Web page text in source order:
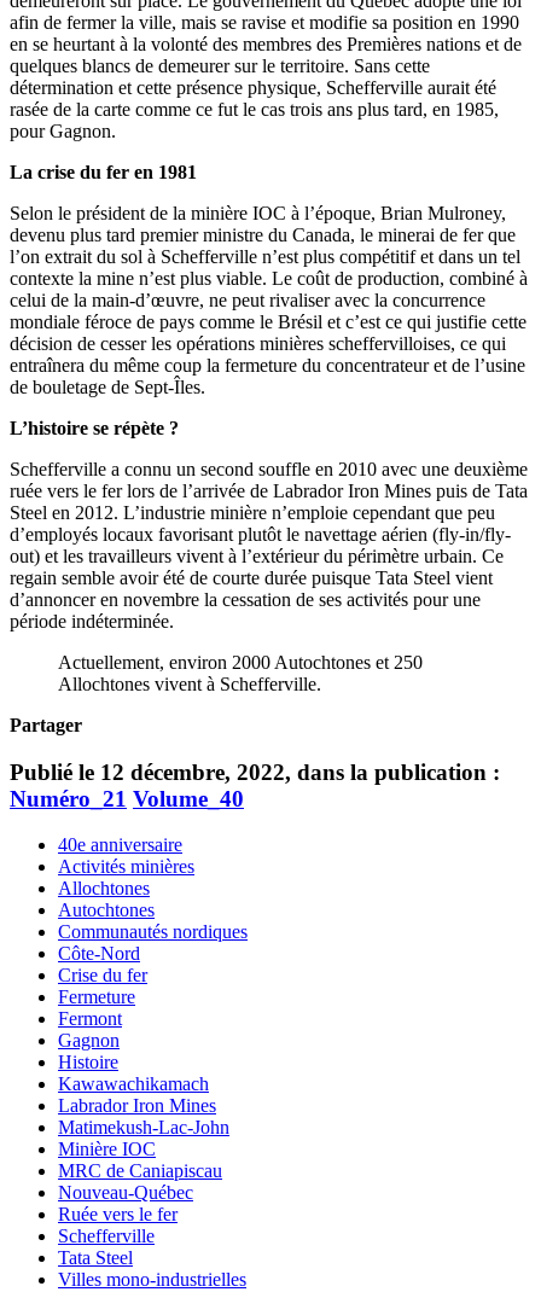
afin de fermer la ville, mais se ravise et modifie sa position en 1990
en se heurtant à la volonté des membres des Premières nations et de
quelques blancs de demeurer sur le territoire. Sans cette
détermination et cette présence physique, Schefferville aurait été
rasée de la carte comme ce fut le cas trois ans plus tard, en 1985,
pour Gagnon.
La crise du fer en 1981
Selon le président de la minière IOC à l’époque, Brian Mulroney,
devenu plus tard premier ministre du Canada, le minerai de fer que
l’on extrait du sol à Schefferville n’est plus compétitif et dans un tel
contexte la mine n’est plus viable. Le coût de production, combiné à
celui de la main-d’œuvre, ne peut rivaliser avec la concurrence
mondiale féroce de pays comme le Brésil et c’est ce qui justifie cette
décision de cesser les opérations minières scheffervilloises, ce qui
entraînera du même coup la fermeture du concentrateur et de l’usine
de bouletage de Sept-Îles.
L’histoire se répète ?
Schefferville a connu un second souffle en 2010 avec une deuxième
ruée vers le fer lors de l’arrivée de Labrador Iron Mines puis de Tata
Steel en 2012. L’industrie minière n’emploie cependant que peu
d’employés locaux favorisant plutôt le navettage aérien (fly-in/fly-
out) et les travailleurs vivent à l’extérieur du périmètre urbain. Ce
regain semble avoir été de courte durée puisque Tata Steel vient
d’annoncer en novembre la cessation de ses activités pour une
période indéterminée.
Actuellement, environ 2000 Autochtones et 250
Allochtones vivent à Schefferville.
Partager
Publié le 12 décembre, 2022, dans la publication :
Numéro_21 Volume_40
40e anniversaire
Activités minières
Allochtones
Autochtones
Communautés nordiques
Côte-Nord
Crise du fer
Fermeture
Fermont
Gagnon
Histoire
Kawawachikamach
Labrador Iron Mines
Matimekush-Lac-John
Minière IOC
MRC de Caniapiscau
Nouveau-Québec
Ruée vers le fer
Schefferville
Tata Steel
Villes mono-industrielles